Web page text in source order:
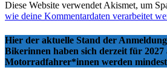
Diese Website verwendet Akismet, um
wie deine Kommentardaten verarbeitet
Hier der aktuelle Stand der
Bikerinnen haben sich derzeit für 2027
Motorradfahrer*innen werden